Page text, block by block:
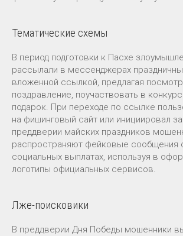
Тематические схемы
В период подготовки к Пасхе
рассылали в мессенджерах
вложенной ссылкой, предлагая
поздравление, поучаствовать в
подарок. При переходе по ссылке
на фишинговый сайт или инициировал
преддверии майских праздников
распространяют фейковые сообщения
социальных выплатах, используя в
логотипы официальных сервисов.
Лже-поисковики
В преддверии Дня Победы мошенники